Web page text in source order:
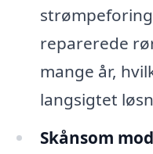
reparerede
mange år,
langsigtet
Skånsom